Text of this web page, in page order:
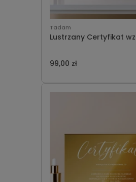
Tadam
Lustrzany Certyfikat
99,00 zł